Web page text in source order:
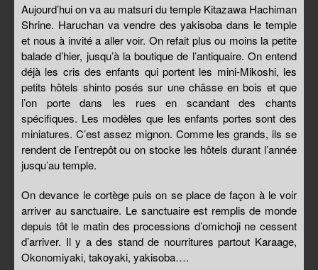
Aujourd’hui on va au matsuri du temple Kitazawa Hachiman
Shrine. Haruchan va vendre des yakisoba dans le temple
et nous à invité a aller voir. On refait plus ou moins la petite
balade d’hier, jusqu’à la boutique de l’antiquaire. On entend
déjà les cris des enfants qui portent les mini-Mikoshi, les
petits hôtels shinto posés sur une châsse en bois et que
l’on porte dans les rues en scandant des chants
spécifiques. Les modèles que les enfants portes sont des
miniatures. C’est assez mignon. Comme les grands, ils se
rendent de l’entrepôt ou on stocke les hôtels durant l’année
jusqu’au temple.
On devance le cortège puis on se place de façon à le voir
arriver au sanctuaire. Le sanctuaire est remplis de monde
depuis tôt le matin des processions d’omichoji ne cessent
d’arriver. Il y a des stand de nourritures partout Karaage,
Okonomiyaki, takoyaki, yakisoba….